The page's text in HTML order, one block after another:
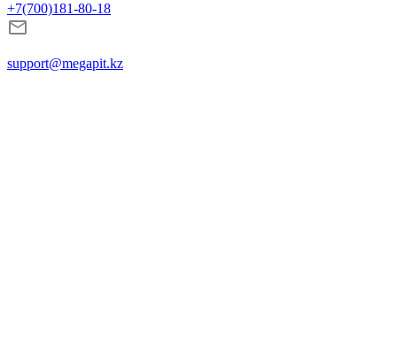
+7(700)181-80-18
support@megapit.kz